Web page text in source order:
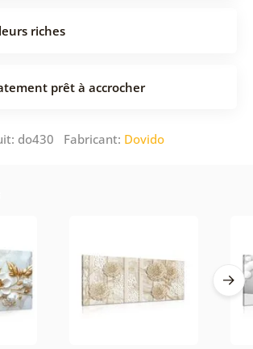
riches
prêt à accrocher
do430 Fabricant: Dovido